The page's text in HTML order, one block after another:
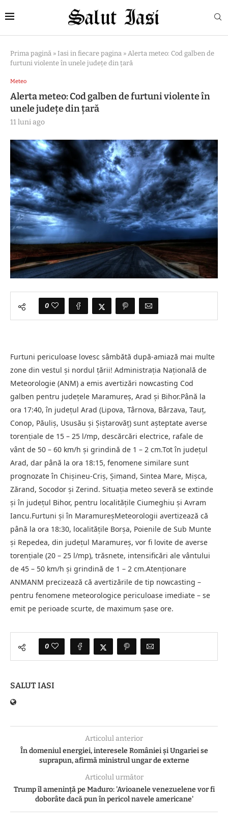
Prima pagină » Iasi in fiecare pagina » Alerta meteo: Cod galben de
furtuni violente în unele județe din țară
Meteo
Alerta meteo: Cod galben de furtuni violente în
unele județe din țară
11 luni ago
0
Furtuni periculoase lovesc sâmbătă după-amiază mai multe
zone din vestul și nordul țării! Administrația Națională de
Meteorologie (ANM) a emis avertizări nowcasting Cod
galben pentru județele Maramureș, Arad și Bihor.Până la
ora 17:40, în județul Arad (Lipova, Târnova, Bârzava, Tauț,
Conop, Păuliș, Ususău și Șiștarovăț) sunt așteptate averse
torențiale de 15 – 25 l/mp, descărcări electrice, rafale de
vânt de 50 – 60 km/h și grindină de 1 – 2 cm.Tot în județul
Arad, dar până la ora 18:15, fenomene similare sunt
prognozate în Chişineu-Criş, Şimand, Sintea Mare, Mişca,
Zărand, Socodor și Zerind. Situația meteo severă se extinde
și în județul Bihor, pentru localitățile Ciumeghiu și Avram
Iancu.Furtuni și în MaramureșMeteorologii avertizează că
până la ora 18:30, localitățile Borșa, Poienile de Sub Munte
și Repedea, din județul Maramureș, vor fi lovite de averse
torențiale (20 – 25 l/mp), trăsnete, intensificări ale vântului
de 45 – 50 km/h și grindină de 1 – 2 cm.Atenționare
ANMANM precizează că avertizările de tip nowcasting –
pentru fenomene meteorologice periculoase imediate – se
emit pe perioade scurte, de maximum șase ore.
0
SALUT IASI
Articolul anterior
În domeniul energiei, interesele României şi Ungariei se
suprapun, afirmă ministrul ungar de externe
Articolul următor
Trump îl amenință pe Maduro: 'Avioanele venezuelene vor fi
doborâte dacă pun în pericol navele americane'